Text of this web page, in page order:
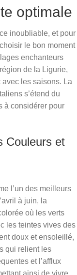
optimale
inoubliable, et pour
le bon moment
enchanteurs
de la Ligurie,
les saisons. La
s’étend du
à considérer pour
Couleurs et
l’un des meilleurs
à juin, la
où les verts
les teintes vives des
doux et ensoleillé,
qui relient les
et l’afflux
ainsi de vivre